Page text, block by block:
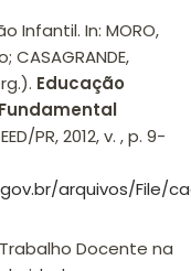
Infantil. In: MORO,
CASAGRANDE,
Educação
PR, 2012, v. , p. 9-
arquivos/File/
Trabalho Docente na